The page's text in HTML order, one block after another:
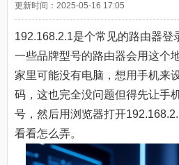
更新时间：2025-05-16 17:05
192.168.2.1是个常见的路由器登
一些品牌型号的路由器会用这个
家里可能没有电脑，想用手机来
码，这也完全没问题但得先让手
号，然后用浏览器打开
看看怎么弄。